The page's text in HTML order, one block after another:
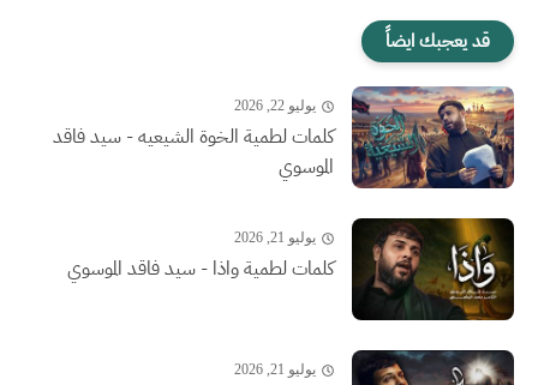
قد يعجبك ايضاً
يوليو 22, 2026
كلمات لطمية الخوة الشيعيه - سيد فاقد
الموسوي
يوليو 21, 2026
كلمات لطمية واذا - سيد فاقد الموسوي
يوليو 21, 2026